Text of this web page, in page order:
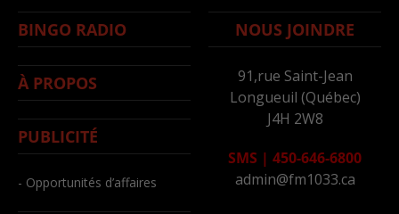
BINGO RADIO
À PROPOS
PUBLICITÉ
- Opportunités d’affaires
NOUS JOINDRE
91,rue Saint-Jean
Longueuil (Québec)
J4H 2W8
SMS | 450-646-6800
admin@fm1033.ca